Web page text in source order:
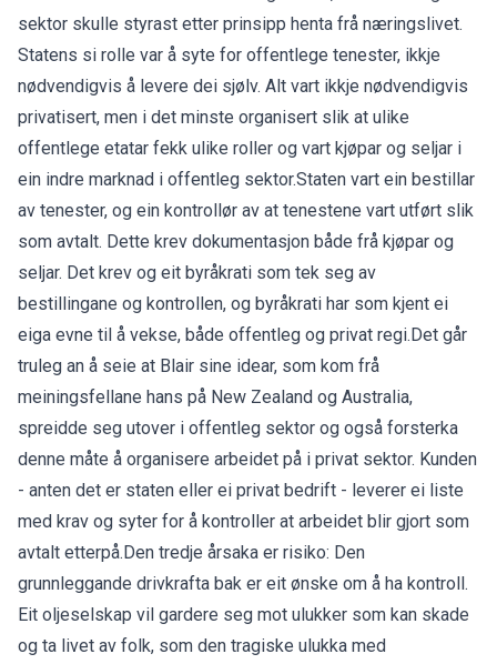
sektor skulle styrast etter prinsipp henta frå næringslivet.
Statens si rolle var å syte for offentlege tenester, ikkje
nødvendigvis å levere dei sjølv. Alt vart ikkje nødvendigvis
privatisert, men i det minste organisert slik at ulike
offentlege etatar fekk ulike roller og vart kjøpar og seljar i
ein indre marknad i offentleg sektor.Staten vart ein bestillar
av tenester, og ein kontrollør av at tenestene vart utført slik
som avtalt. Dette krev dokumentasjon både frå kjøpar og
seljar. Det krev og eit byråkrati som tek seg av
bestillingane og kontrollen, og byråkrati har som kjent ei
eiga evne til å vekse, både offentleg og privat regi.Det går
truleg an å seie at Blair sine idear, som kom frå
meiningsfellane hans på New Zealand og Australia,
spreidde seg utover i offentleg sektor og også forsterka
denne måte å organisere arbeidet på i privat sektor. Kunden
- anten det er staten eller ei privat bedrift - leverer ei liste
med krav og syter for å kontroller at arbeidet blir gjort som
avtalt etterpå.Den tredje årsaka er risiko: Den
grunnleggande drivkrafta bak er eit ønske om å ha kontroll.
Eit oljeselskap vil gardere seg mot ulukker som kan skade
og ta livet av folk, som den tragiske ulukka med